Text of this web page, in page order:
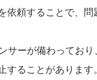
頼することで、問
ーが備わっており
することがあります